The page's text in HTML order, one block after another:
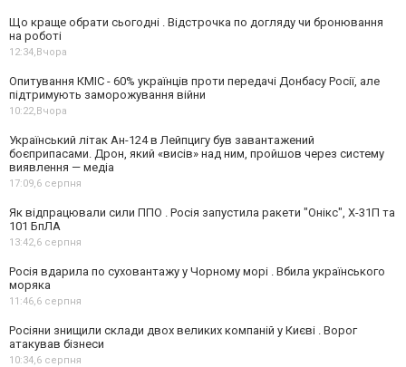
Що краще обрати сьогодні . Відстрочка по догляду чи бронювання
на роботі
12:34,Вчора
Опитування КМІС - 60% українців проти передачі Донбасу Росії, але
підтримують заморожування війни
10:22,Вчора
Український літак Ан-124 в Лейпцигу був завантажений
боєприпасами. Дрон, який «висів» над ним, пройшов через систему
виявлення — медіа
17:09,6 серпня
Як відпрацювали сили ППО . Росія запустила ракети "Онікс", Х-31П та
101 БпЛА
13:42,6 серпня
Росія вдарила по суховантажу у Чорному морі . Вбила українського
моряка
11:46,6 серпня
Росіяни знищили склади двох великих компаній у Києві . Ворог
атакував бізнеси
10:34,6 серпня